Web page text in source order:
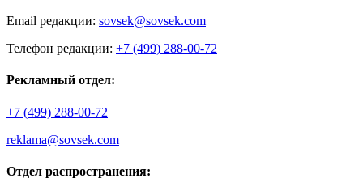
Email редакции: sovsek@sovsek.com
Телефон редакции: +7 (499) 288-00-72
Рекламный отдел:
+7 (499) 288-00-72
reklama@sovsek.com
Отдел распространения: